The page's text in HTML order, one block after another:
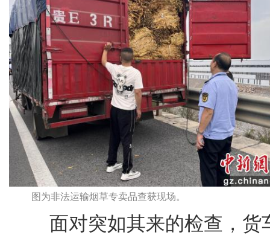
图为非法运输烟草专卖品查获现场。
面对突如其来的检查，货